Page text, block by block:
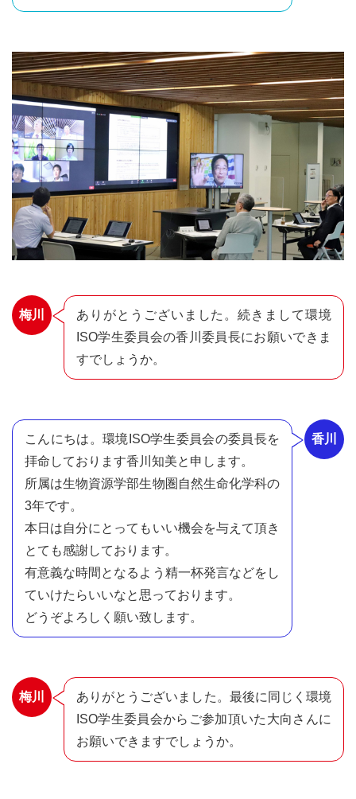
梅川
ありがとうございました。続きまして環境
ISO学生委員会の香川委員長にお願いできま
すでしょうか。
香川
こんにちは。環境ISO学生委員会の委員長を
拝命しております香川知美と申します。
所属は生物資源学部生物圏自然生命化学科の
3年です。
本日は自分にとってもいい機会を与えて頂き
とても感謝しております。
有意義な時間となるよう精一杯発言などをし
ていけたらいいなと思っております。
どうぞよろしく願い致します。
梅川
ありがとうございました。最後に同じく環境
ISO学生委員会からご参加頂いた大向さんに
お願いできますでしょうか。